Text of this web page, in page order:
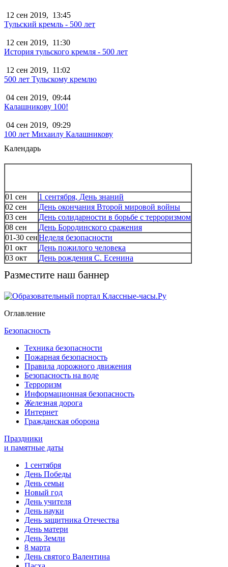
12 сен 2019, 13:45
Тульский кремль - 500 лет
12 сен 2019, 11:30
История тульского кремля - 500 лет
12 сен 2019, 11:02
500 лет Тульскому кремлю
04 сен 2019, 09:44
Калашникову 100!
04 сен 2019, 09:29
100 лет Михаилу Калашникову
Календарь
01 сен
1 сентября, День знаний
02 сен
День окончания Второй мировой войны
03 сен
День солидарности в борьбе с терроризмом
08 сен
День Бородинского сражения
01-30 сенНеделя безопасности
01 окт
День пожилого человека
03 окт
День рождения С. Есенина
Разместите наш баннер
Оглавление
Безопасность
Техника безопасности
Пожарная безопасность
Правила дорожного движения
Безопасность на воде
Терроризм
Информационная безопасность
Железная дорога
Интернет
Гражданская оборона
Праздники
и памятные даты
1 сентября
День Победы
День семьи
Новый год
День учителя
День науки
День защитника Отечества
День матери
День Земли
8 марта
День святого Валентина